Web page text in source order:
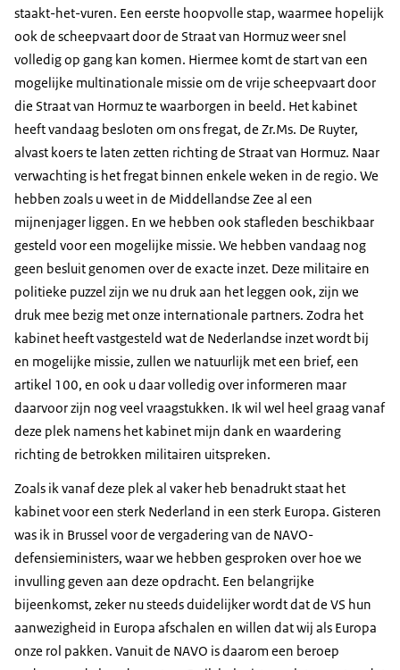
staakt-het-vuren. Een eerste hoopvolle stap, waarmee hopelijk
ook de scheepvaart door de Straat van Hormuz weer snel
volledig op gang kan komen. Hiermee komt de start van een
mogelijke multinationale missie om de vrije scheepvaart door
die Straat van Hormuz te waarborgen in beeld. Het kabinet
heeft vandaag besloten om ons fregat, de Zr.Ms. De Ruyter,
alvast koers te laten zetten richting de Straat van Hormuz. Naar
verwachting is het fregat binnen enkele weken in de regio. We
hebben zoals u weet in de Middellandse Zee al een
mijnenjager liggen. En we hebben ook stafleden beschikbaar
gesteld voor een mogelijke missie. We hebben vandaag nog
geen besluit genomen over de exacte inzet. Deze militaire en
politieke puzzel zijn we nu druk aan het leggen ook, zijn we
druk mee bezig met onze internationale partners. Zodra het
kabinet heeft vastgesteld wat de Nederlandse inzet wordt bij
en mogelijke missie, zullen we natuurlijk met een brief, een
artikel 100, en ook u daar volledig over informeren maar
daarvoor zijn nog veel vraagstukken. Ik wil wel heel graag vanaf
deze plek namens het kabinet mijn dank en waardering
richting de betrokken militairen uitspreken.
Zoals ik vanaf deze plek al vaker heb benadrukt staat het
kabinet voor een sterk Nederland in een sterk Europa. Gisteren
was ik in Brussel voor de vergadering van de NAVO-
defensieministers, waar we hebben gesproken over hoe we
invulling geven aan deze opdracht. Een belangrijke
bijeenkomst, zeker nu steeds duidelijker wordt dat de VS hun
aanwezigheid in Europa afschalen en willen dat wij als Europa
onze rol pakken. Vanuit de NAVO is daarom een beroep